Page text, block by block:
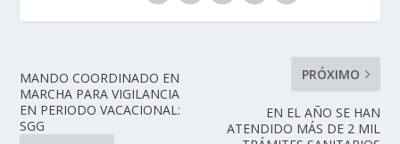
MANDO COORDINADO EN
MARCHA PARA VIGILANCIA
EN PERIODO VACACIONAL:
SGG
PRÓXIMO
EN EL AÑO SE HAN
ATENDIDO MÁS DE 2 MIL